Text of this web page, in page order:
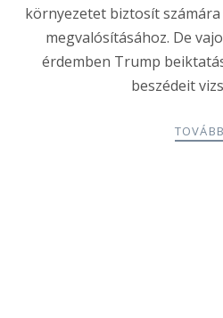
környezetet biztosít
megvalósításához. De
érdemben Trump
beszédeit
TOVÁBB